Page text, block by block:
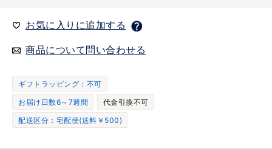
お気に入りに追加する
商品について問い合わせる
ギフトラッピング：不可
お届け日数6～7週間
代金引換不可
配送区分：宅配便(送料￥500)